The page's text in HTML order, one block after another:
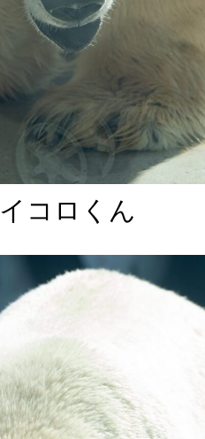
コロくん